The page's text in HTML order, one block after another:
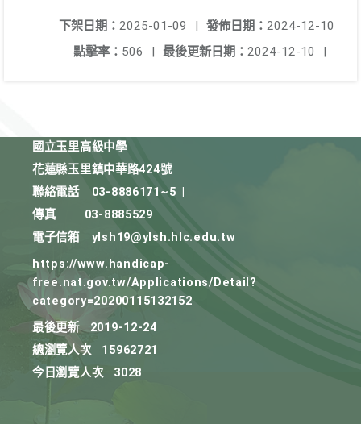
發佈日期： 2024-12-10
下架日期： 2025-01-09
|
最後更新日期： 2024-12-10 |
點擊率： 506 |
國立玉里高級中學
花蓮縣玉里鎮中華路424號
聯絡電話
03-8886171~5
傳真
03-8885529
電子信箱
ylsh19@ylsh.hlc.edu.tw
https://www.handicap-
free.nat.gov.tw/Applications/Detail?
category=20200115132152
最後更新
2019-12-24
總瀏覽人次
15962721
今日瀏覽人次
3028